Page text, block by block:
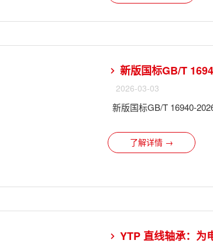
新版国标GB/T
2026-03-03
新版国标GB/T 16940-
了解详情 →
YTP 直线轴承：为